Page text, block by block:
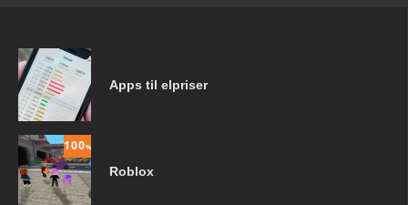
Apps til elpriser
100%
Roblox